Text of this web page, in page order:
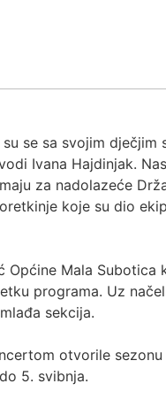
se sa svojim
Ivana Hajdinjak.
za nadolazeće
koje su dio
Općine Mala
programa. Uz
sekcija.
otvorile
5. svibnja.